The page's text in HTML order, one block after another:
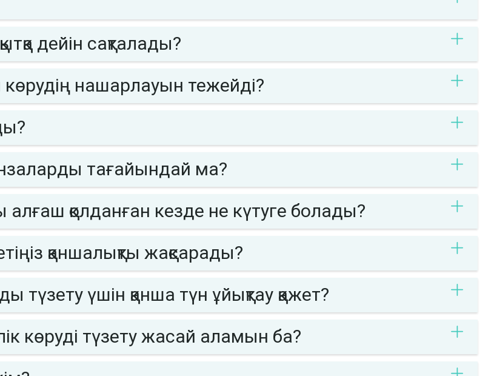
дейін сақталады?
көрудің нашарлауын тежейді?
тағайындай ма?
қолданған кезде не күтуге болады?
қаншалықты жақсарады?
үшін қанша түн ұйықтау қажет?
көруді түзету жасай аламын ба?